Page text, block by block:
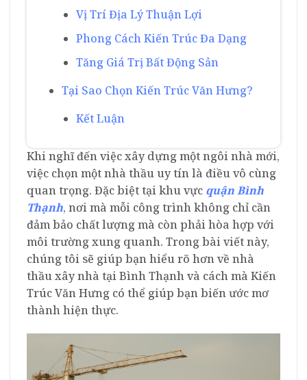
Vị Trí Địa Lý Thuận Lợi
Phong Cách Kiến Trúc Đa Dạng
Tăng Giá Trị Bất Động Sản
Tại Sao Chọn Kiến Trúc Văn Hưng?
Kết Luận
Khi nghĩ đến việc xây dựng một ngôi nhà mới,
việc chọn một nhà thầu uy tín là điều vô cùng
quan trọng. Đặc biệt tại khu vực quận Bình
Thạnh, nơi mà mỗi công trình không chỉ cần
đảm bảo chất lượng mà còn phải hòa hợp với
môi trường xung quanh. Trong bài viết này,
chúng tôi sẽ giúp bạn hiểu rõ hơn về nhà
thầu xây nhà tại Bình Thạnh và cách mà Kiến
Trúc Văn Hưng có thể giúp bạn biến ước mơ
thành hiện thực.